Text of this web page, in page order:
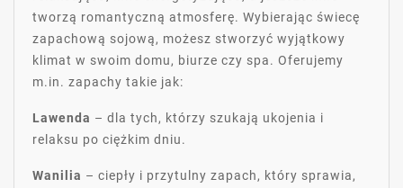
tworzą romantyczną atmosferę. Wybierając świecę
zapachową sojową, możesz stworzyć wyjątkowy
klimat w swoim domu, biurze czy spa. Oferujemy
m.in. zapachy takie jak:
Lawenda – dla tych, którzy szukają ukojenia i
relaksu po ciężkim dniu.
Wanilia – ciepły i przytulny zapach, który sprawia,